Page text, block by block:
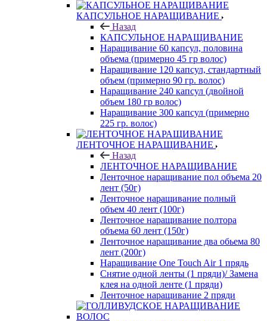
КАПСУЛЬНОЕ НАРАЩИВАНИЕ
Назад
КАПСУЛЬНОЕ НАРАЩИВАНИЕ
Наращивание 60 капсул, половина
объема (примерно 45 гр волос)
Наращивание 120 капсул, стандартный
объем (примерно 90 гр. волос)
Наращивание 240 капсул (двойной
объем 180 гр волос)
Наращивание 300 капсул (примерно
225 гр. волос)
ЛЕНТОЧНОЕ НАРАЩИВАНИЕ
Назад
ЛЕНТОЧНОЕ НАРАЩИВАНИЕ
Ленточное наращивание пол объема 20
лент (50г)
Ленточное наращивание полный
объем 40 лент (100г)
Ленточное наращивание полтора
объема 60 лент (150г)
Ленточное наращивание два обьема 80
лент (200г)
Наращивание One Touch Air 1 прядь
Снятие одной ленты (1 пряди)/ Замена
клея на одной ленте (1 пряди)
Ленточное наращивание 2 пряди